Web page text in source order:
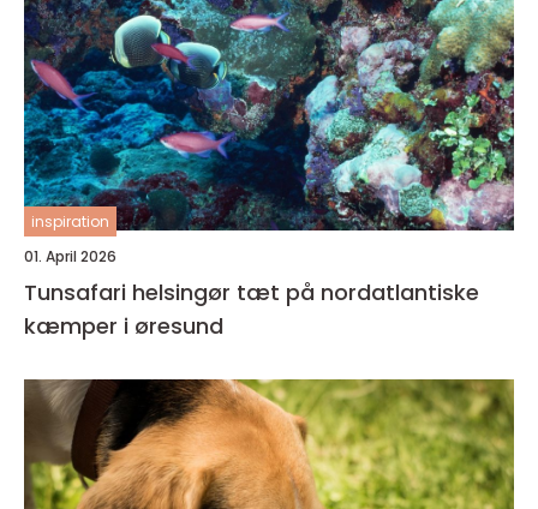
inspiration
01. April 2026
Tunsafari helsingør tæt på nordatlantiske
kæmper i øresund